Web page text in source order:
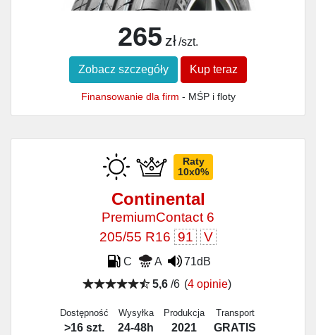
265 zł /szt.
Zobacz szczegóły Kup teraz
Finansowanie dla firm - MŚP i floty
Raty
10x0%
Continental
PremiumContact 6
205/55 R16 91 V
C A
71dB
5,6/6 (4 opinie)
Dostępność
>16 szt.
Wysyłka
24-48h
Produkcja
2021
Transport
GRATIS